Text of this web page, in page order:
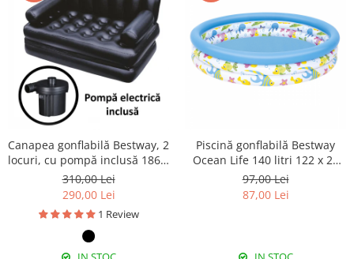
Canapea gonflabilă Bestway, 2
locuri, cu pompă inclusă 186 x
145 x 64 cm
310,00 Lei
290,00 Lei
1 Review
Piscină gonflabilă Bestway
Ocean Life 140 litri 122 x 25
cm
97,00 Lei
87,00 Lei